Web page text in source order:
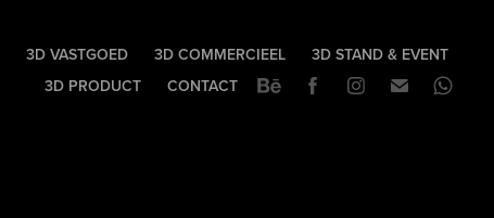
3D VASTGOED 3D COMMERCIEEL
3D STAND & EVENT
3D PRODUCT
CONTACT